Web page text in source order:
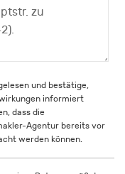
und bestätige,
informiert
dass die
Agentur bereits vor
werden können.